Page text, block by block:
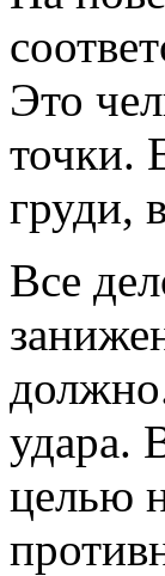
Это
точки.
груди,
Все
удара.
целью